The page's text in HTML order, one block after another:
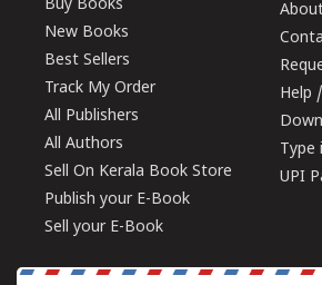
Buy Books
New Books
Best Sellers
Track My Order
All Publishers
All Authors
Sell On Kerala Book Store
Publish your E-Book
Sell your E-Book
Help
Type
UPI